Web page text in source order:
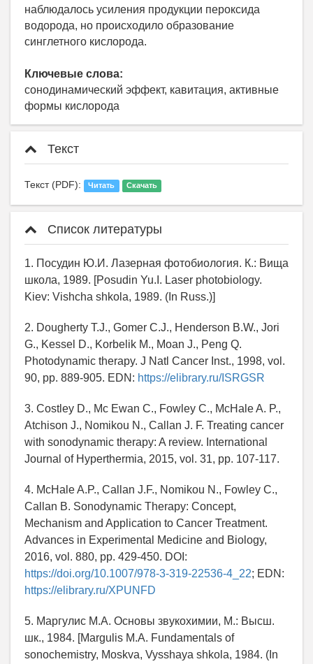
наблюдалось усиления продукции пероксида
водорода, но происходило образование
синглетного кислорода.
Ключевые слова:
сонодинамический эффект, кавитация, активные
формы кислорода
Текст
Текст (PDF): Читать Скачать
Список литературы
1. Посудин Ю.И. Лазерная фотобиология. К.: Вища
школа, 1989. [Posudin Yu.I. Laser photobiology.
Kiev: Vishcha shkola, 1989. (In Russ.)]
2. Dougherty T.J., Gomer C.J., Henderson B.W., Jori
G., Kessel D., Korbelik M., Moan J., Peng Q.
Photodynamic therapy. J Natl Cancer Inst., 1998, vol.
90, pp. 889-905. EDN: https://elibrary.ru/ISRGSR
3. Costley D., Mc Ewan C., Fowley C., McHale A. P.,
Atchison J., Nomikou N., Callan J. F. Treating cancer
with sonodynamic therapy: A review. International
Journal of Hyperthermia, 2015, vol. 31, pp. 107-117.
4. McHale A.P., Callan J.F., Nomikou N., Fowley C.,
Callan B. Sonodynamic Therapy: Concept,
Mechanism and Application to Cancer Treatment.
Advances in Experimental Medicine and Biology,
2016, vol. 880, pp. 429-450. DOI:
https://doi.org/10.1007/978-3-319-22536-4_22; EDN:
https://elibrary.ru/XPUNFD
5. Маргулис М.А. Основы звукохимии, М.: Высш.
шк., 1984. [Margulis M.A. Fundamentals of
sonochemistry, Moskva, Vysshaya shkola, 1984. (In